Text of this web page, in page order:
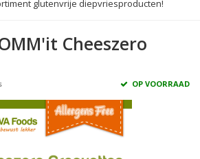
glutenvrije diepvriesproducten!
Cheeszero
OP VOORRAAD